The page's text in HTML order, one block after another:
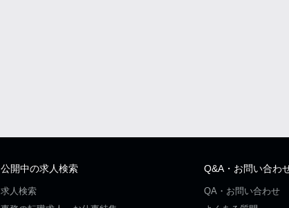
公開中の求人検索
求人検索
Q&A・お問い合わ
QA・お問い合わせ